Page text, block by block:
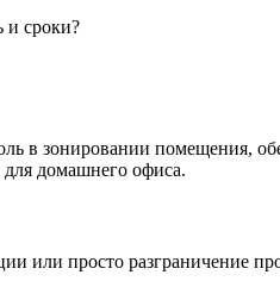
и сроки?
в зонировании помещения,
домашнего офиса.
или просто разграничение